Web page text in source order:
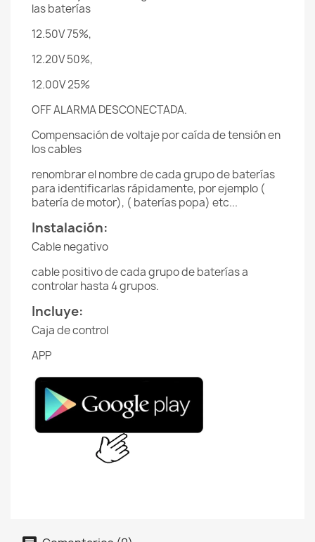
las baterías
12.50V 75%,
12.20V 50%,
12.00V 25%
OFF ALARMA DESCONECTADA.
Compensación de voltaje por caída de tensión en
los cables
renombrar el nombre de cada grupo de baterías
para identificarlas rápidamente, por ejemplo (
batería de motor), ( baterías popa) etc...
Instalación:
Cable negativo
cable positivo de cada grupo de baterías a
controlar hasta 4 grupos.
Incluye:
Caja de control
APP